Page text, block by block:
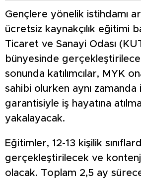
Gençlere yönelik istihdamı
ücretsiz kaynakçılık eğitimi
Ticaret ve Sanayi Odası
bünyesinde
sonunda katılımcılar, MYK
sahibi olurken aynı zamanda
garantisiyle iş hayatına
yakalayacak.
Eğitimler, 12-13 kişilik
gerçekleştirilecek ve
olacak. Toplam 2,5 ay